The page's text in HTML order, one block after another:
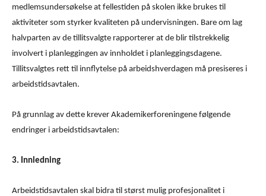
medlemsundersøkelse at fellestiden på skolen ikke brukes til
aktiviteter som styrker kvaliteten på undervisningen. Bare om lag
halvparten av de tillitsvalgte rapporterer at de blir tilstrekkelig
involvert i planleggingen av innholdet i planleggingsdagene.
Tillitsvalgtes rett til innflytelse på arbeidshverdagen må presiseres i
arbeidstidsavtalen.
På grunnlag av dette krever Akademikerforeningene følgende
endringer i arbeidstidsavtalen:
3. Innledning
Arbeidstidsavtalen skal bidra til størst mulig profesjonalitet i